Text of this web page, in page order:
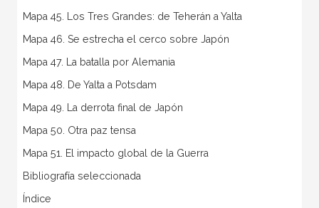
Mapa 45. Los Tres Grandes: de Teherán a Yalta
Mapa 46. Se estrecha el cerco sobre Japón
Mapa 47. La batalla por Alemania
Mapa 48. De Yalta a Potsdam
Mapa 49. La derrota final de Japón
Mapa 50. Otra paz tensa
Mapa 51. El impacto global de la Guerra
Bibliografía seleccionada
Índice